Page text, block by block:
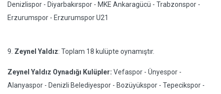
Denizlispor - Diyarbakırspor - MKE Ankaragücü - Trabzonspor -
Erzurumspor - Erzurumspor U21
9. Zeynel Yaldız: Toplam 18 kulüpte oynamıştır.
Zeynel Yaldız Oynadığı Kulüpler: Vefaspor - Ünyespor -
Alanyaspor - Denizli Belediyespor - Bozüyükspor - Tepecikspor -